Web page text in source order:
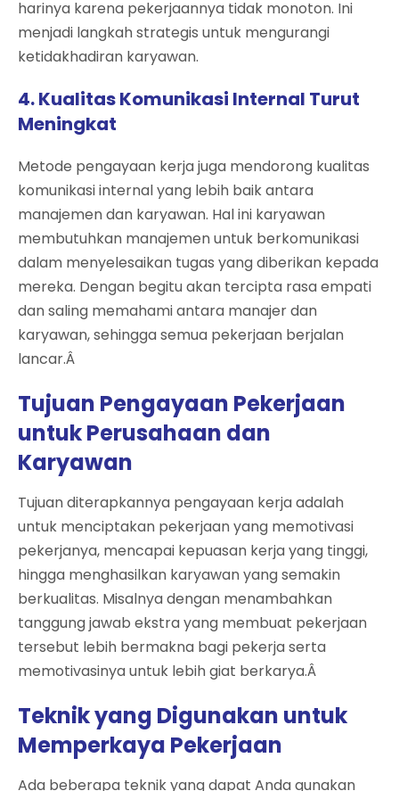
harinya karena pekerjaannya tidak monoton. Ini
menjadi langkah strategis untuk mengurangi
ketidakhadiran karyawan.
4. Kualitas Komunikasi Internal Turut
Meningkat
Metode pengayaan kerja juga mendorong kualitas
komunikasi internal yang lebih baik antara
manajemen dan karyawan. Hal ini karyawan
membutuhkan manajemen untuk berkomunikasi
dalam menyelesaikan tugas yang diberikan kepada
mereka. Dengan begitu akan tercipta rasa empati
dan saling memahami antara manajer dan
karyawan, sehingga semua pekerjaan berjalan
lancar.Â
Tujuan Pengayaan Pekerjaan
untuk Perusahaan dan
Karyawan
Tujuan diterapkannya pengayaan kerja adalah
untuk menciptakan pekerjaan yang memotivasi
pekerjanya, mencapai kepuasan kerja yang tinggi,
hingga menghasilkan karyawan yang semakin
berkualitas. Misalnya dengan menambahkan
tanggung jawab ekstra yang membuat pekerjaan
tersebut lebih bermakna bagi pekerja serta
memotivasinya untuk lebih giat berkarya.Â
Teknik yang Digunakan untuk
Memperkaya Pekerjaan
Ada beberapa teknik yang dapat Anda gunakan